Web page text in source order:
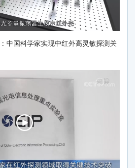
中国科学家实现中红外高灵敏探测关